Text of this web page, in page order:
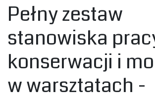
‎Pełny zestaw
stanowiska
konserwacji i
w warsztatach -